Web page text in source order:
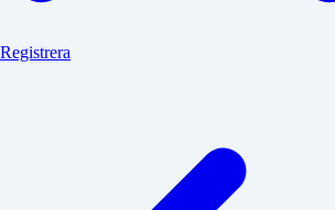
Registrera